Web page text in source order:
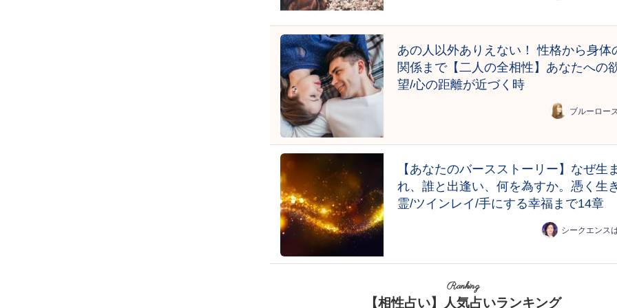
あの人以外ありえない！ 性格から身体
関係まで【二人の全相性】あなたへの
望/心の距離が近づく時
ブルーロー
【あなたのバースストーリー】なぜ生ま
れ、誰と出逢い、何を為すか。憑く生き
霊/ツインレイ/手にする幸福まで14章
シークエンス
Ranking
【相性占い】人気占いランキング